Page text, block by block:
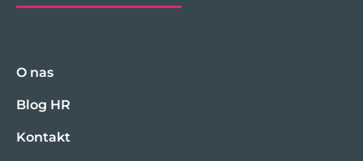
O nas
Blog HR
Kontakt